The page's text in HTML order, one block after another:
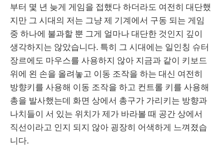
부터 몇 년 늦게 게임을 접했다 하더라도 여전히 대단했
지만 그 시대의 저는 그냥 제 기계에서 구동 되는 게임
중 하나에 불과할 뿐 그게 얼마나 대단한 것인지 깊이
생각하지는 않았습니다. 특히 그 시대에는 일인칭 슈터
장르에도 마우스를 사용하지 않아 지금과 같이 키보드
위에 왼 손을 올려놓고 이동 조작을 하는 대신 여전히
방향키를 사용해 이동 조작을 하고 컨트롤 키를 사용해
총을 발사했는데 화면 상에서 총구가 가리키는 방향과
나치들이 서 있는 위치가 제가 바라볼 때 공간 상에서
직선이라고 인지 되지 않아 굉장히 어색하게 느껴졌습
니다.